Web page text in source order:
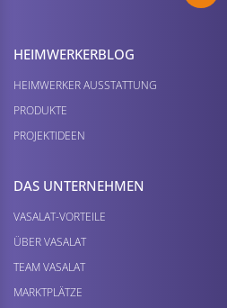
HEIMWERKER­BLOG
HEIMWERKER AUSSTATTUNG
PRODUKTE
PROJEKTIDEEN
DAS UNTERNEHMEN
VASALAT-VORTEILE
ÜBER VASALAT
TEAM VASALAT
MARKTPLÄTZE